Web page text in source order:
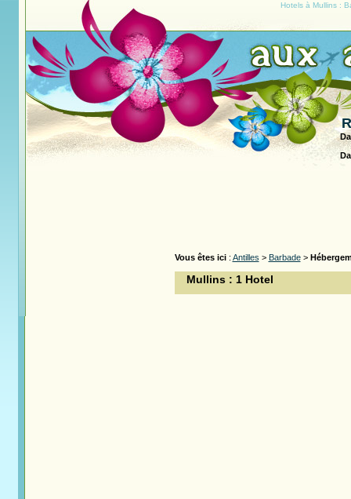
Hotels à Mullins :
Vous êtes ici: Antilles > Barbade>
Mullins : 1 Hotel